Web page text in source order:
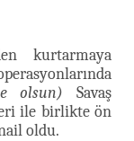
kurtarmaya
olsun) Savaş
ile birlikte ön
oldu.